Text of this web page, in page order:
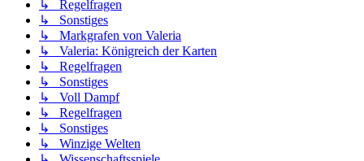
↳ Regelfragen
↳ Sonstiges
↳ Markgrafen von Valeria
↳ Valeria: Königreich der Karten
↳ Regelfragen
↳ Sonstiges
↳ Voll Dampf
↳ Regelfragen
↳ Sonstiges
↳ Winzige Welten